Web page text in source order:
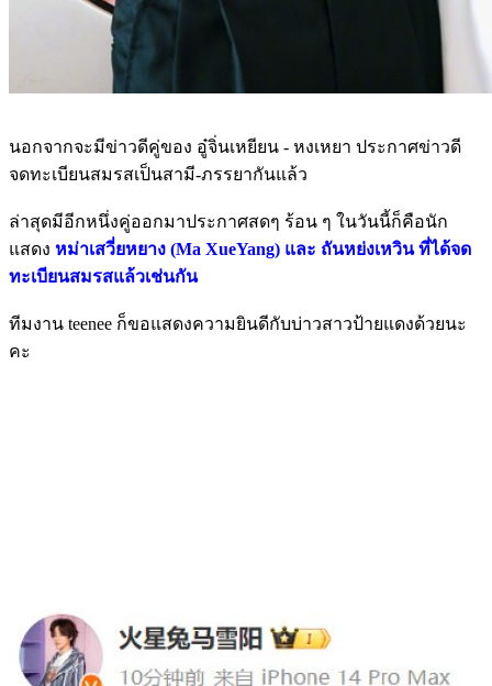
นอกจากจะมีข่าวดีคู่ของ อู๋จิ่นเหยียน - หงเหยา ประกาศข่าวดี
จดทะเบียนสมรสเป็นสามี-ภรรยากันแล้ว
ล่าสุดมีอีกหนึ่งคู่ออกมาประกาศสดๆ ร้อน ๆ ในวันนี้ก็คือนัก
แสดง หม่าเสวี่ยหยาง (Ma XueYang) และ ถันหย่งเหวิน ที่ได้จด
ทะเบียนสมรสแล้วเช่นกัน
ทีมงาน teenee ก็ขอแสดงความยินดีกับบ่าวสาวป้ายแดงด้วยนะ
คะ